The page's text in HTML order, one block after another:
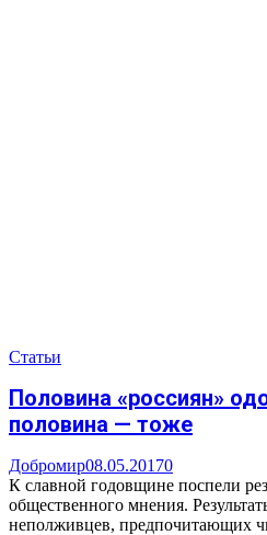
Статьи
Половина «россиян»
половина — тоже
Добромир08.05.20170
К славной годовщине поспели
общественного мнения.
неполживцев, предпочитающих